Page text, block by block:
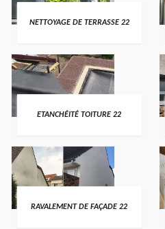
NETTOYAGE DE TERRASSE 22
ETANCHÉITÉ TOITURE 22
RAVALEMENT DE FAÇADE 22